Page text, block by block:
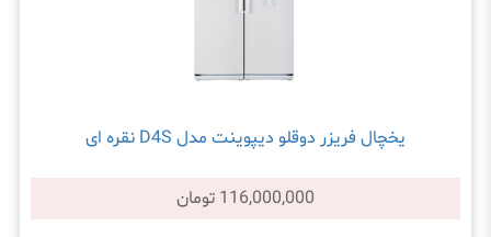
یخچال فریزر دوقلو دیپوینت مدل D4S نقره ای
116,000,000 تومان